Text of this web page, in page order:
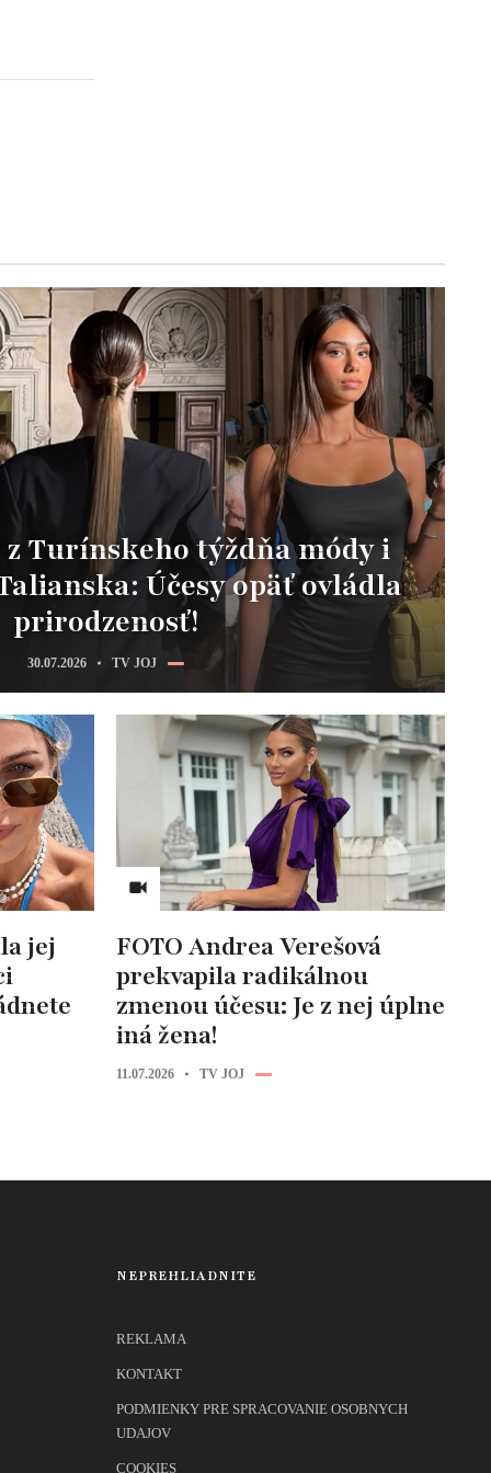
Turínskeho týždňa módy i
Účesy opäť ovládla
prirodzenosť!
30.07.2026 TV JOJ
jej
FOTO Andrea Verešová
prekvapila radikálnou
zmenou účesu: Je z nej úplne
iná žena!
11.07.2026 TV JOJ
NEPREHLIADNITE
REKLAMA
KONTAKT
PODMIENKY PRE SPRACOVANIE OSOBNYCH
UDAJOV
COOKIES